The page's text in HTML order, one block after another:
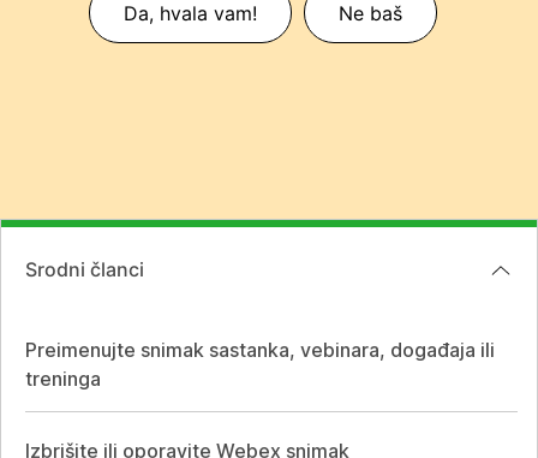
Da, hvala vam! Ne baš
Srodni članci
Preimenujte snimak sastanka, vebinara, događaja ili
treninga
Izbrišite ili oporavite Webex snimak